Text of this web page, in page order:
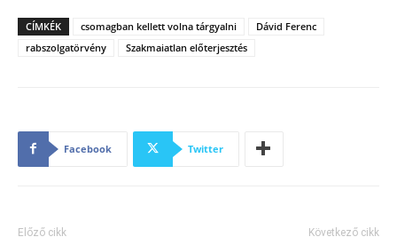
CÍMKÉK csomagban kellett volna tárgyalni
Dávid Ferenc
rabszolgatörvény
Szakmaiatlan előterjesztés
Facebook Twitter
Előző cikk Következő cikk